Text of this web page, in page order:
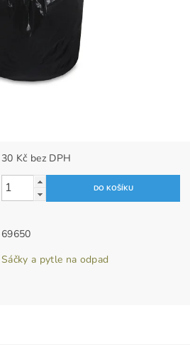
30 Kč bez DPH
69650
Sáčky a pytle na odpad